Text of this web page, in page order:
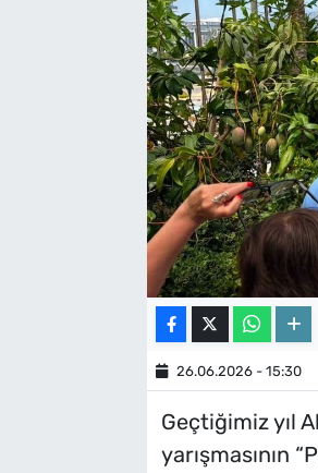
26.06.2026 - 15:30
Geçtiğimiz yıl
yarışmasının